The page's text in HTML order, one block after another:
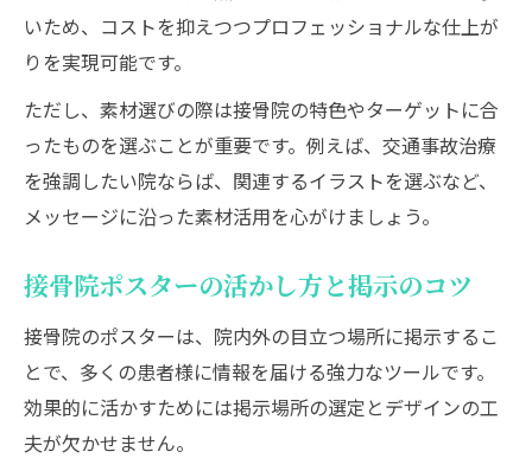
いため、コストを抑えつつプロフェッショナルな仕上が
りを実現可能です。
ただし、素材選びの際は接骨院の特色やターゲットに合
ったものを選ぶことが重要です。例えば、交通事故治療
を強調したい院ならば、関連するイラストを選ぶなど、
メッセージに沿った素材活用を心がけましょう。
接骨院ポスターの活かし方と掲示のコツ
接骨院のポスターは、院内外の目立つ場所に掲示するこ
とで、多くの患者様に情報を届ける強力なツールです。
効果的に活かすためには掲示場所の選定とデザインの工
夫が欠かせません。